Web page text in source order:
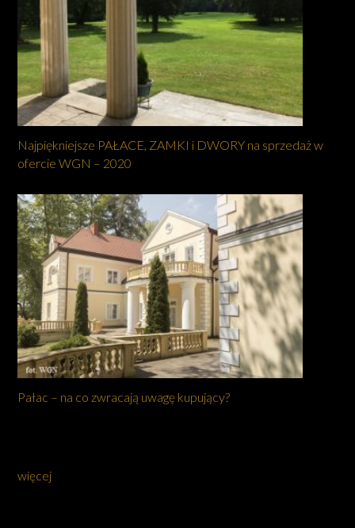
Najpiękniejsze PAŁACE, ZAMKI i DWORY na sprzedaż w
ofercie WGN – 2020
Pałac – na co zwracają uwagę kupujący?
więcej